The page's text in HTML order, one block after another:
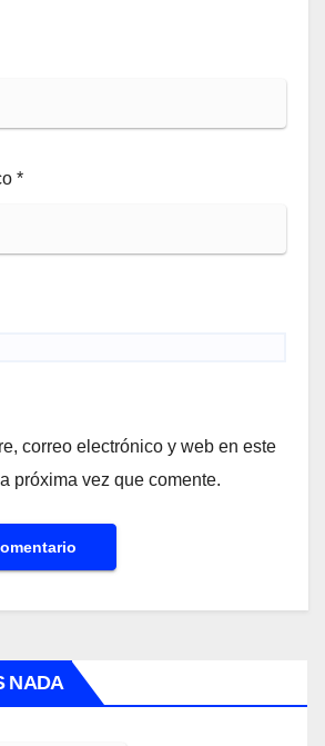
*
correo electrónico y web en este
próxima vez que comente.
NADA